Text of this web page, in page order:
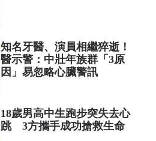
知名牙醫、演員相繼猝逝！
醫示警：中壯年族群「3原
因」易忽略心臟警訊
18歲男高中生跑步突失去心
跳 3方攜手成功搶救生命